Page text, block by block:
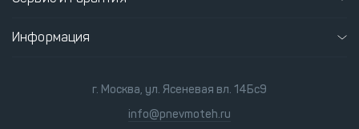
Информация
г. Москва, ул. Ясеневая вл. 14Бс9
info@pnevmoteh.ru